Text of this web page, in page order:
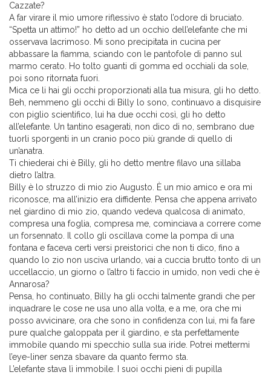
Cazzate?
A far virare il mio umore riflessivo è stato l’odore di bruciato.
“Spetta un attimo!” ho detto ad un occhio dell’elefante che mi
osservava lacrimoso. Mi sono precipitata in cucina per
abbassare la fiamma, sciando con le pantofole di panno sul
marmo cerato. Ho tolto guanti di gomma ed occhiali da sole,
poi sono ritornata fuori.
Mica ce li hai gli occhi proporzionati alla tua misura, gli ho detto.
Beh, nemmeno gli occhi di Billy lo sono, continuavo a disquisire
con piglio scientifico, lui ha due occhi così, gli ho detto
all’elefante. Un tantino esagerati, non dico di no, sembrano due
tuorli sporgenti in un cranio poco più grande di quello di
un’anatra.
Ti chiederai chi è Billy, gli ho detto mentre filavo una sillaba
dietro l’altra.
Billy è lo struzzo di mio zio Augusto. È un mio amico e ora mi
riconosce, ma all’inizio era diffidente. Pensa che appena arrivato
nel giardino di mio zio, quando vedeva qualcosa di animato,
compresa una foglia, compresa me, cominciava a correre come
un forsennato. Il collo gli oscillava come la pompa di una
fontana e faceva certi versi preistorici che non ti dico, fino a
quando lo zio non usciva urlando, vai a cuccia brutto tonto di un
uccellaccio, un giorno o l’altro ti faccio in umido, non vedi che è
Annarosa?
Pensa, ho continuato, Billy ha gli occhi talmente grandi che per
inquadrare le cose ne usa uno alla volta, e a me, ora che mi
posso avvicinare, ora che sono in confidenza con lui, mi fa fare
pure qualche galoppata per il giardino, e sta perfettamente
immobile quando mi specchio sulla sua iride. Potrei mettermi
l’eye-liner senza sbavare da quanto fermo sta.
L’elefante stava lì immobile. I suoi occhi pieni di pupilla